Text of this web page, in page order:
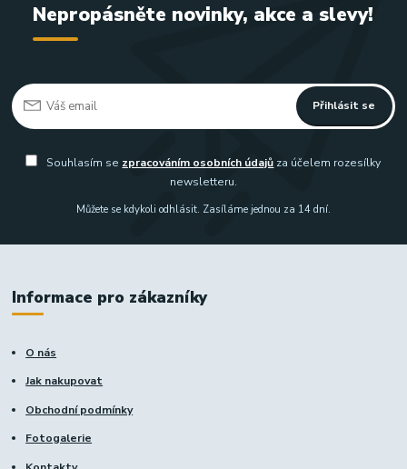
Nepropásněte novinky, akce a slevy!
Přihlásit se
Souhlasím se zpracováním osobních údajů za účelem rozesílky
newsletteru.
Můžete se kdykoli odhlásit. Zasíláme jednou za 14 dní.
Informace pro zákazníky
O nás
Jak nakupovat
Obchodní podmínky
Fotogalerie